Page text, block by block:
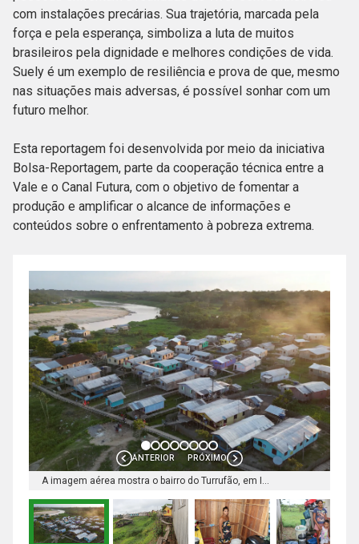
com instalações precárias. Sua trajetória, marcada pela
força e pela esperança, simboliza a luta de muitos
brasileiros pela dignidade e melhores condições de vida.
Suely é um exemplo de resiliência e prova de que, mesmo
nas situações mais adversas, é possível sonhar com um
futuro melhor.
Esta reportagem foi desenvolvida por meio da iniciativa
Bolsa-Reportagem, parte da cooperação técnica entre a
Vale e o Canal Futura, com o objetivo de fomentar a
produção e amplificar o alcance de informações e
conteúdos sobre o enfrentamento à pobreza extrema.
ANTERIOR PRÓXIMO
A imagem aérea mostra o bairro do Turrufão, em Ipixuna. Foto: Elias Nogueira